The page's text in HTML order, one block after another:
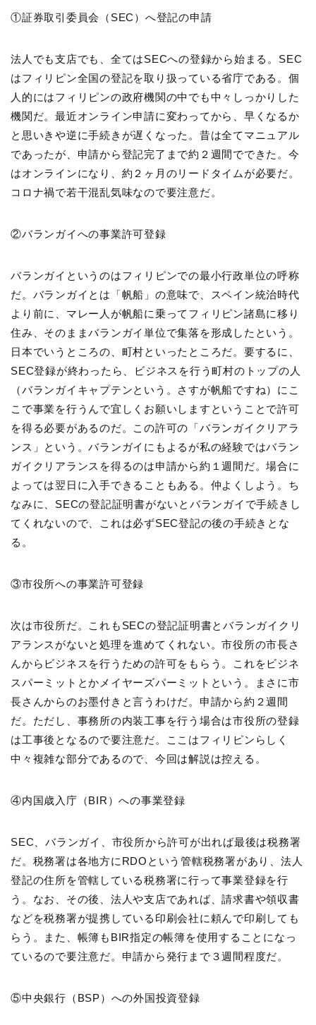
①証券取引委員会（SEC）へ登記の申請
法人でも支店でも、全てはSECへの登録から始まる。SEC
はフィリピン全国の登記を取り扱っている省庁である。個
人的にはフィリピンの政府機関の中でも中々しっかりした
機関だ。最近オンライン申請に変わってから、早くなるか
と思いきや逆に手続きが遅くなった。昔は全てマニュアル
であったが、申請から登記完了まで約２週間でできた。今
はオンラインになり、約２ヶ月のリードタイムが必要だ。
コロナ禍で若干混乱気味なので要注意だ。
②バランガイへの事業許可登録
バランガイというのはフィリピンでの最小行政単位の呼称
だ。バランガイとは「帆船」の意味で、スペイン統治時代
より前に、マレー人が帆船に乗ってフィリピン諸島に移り
住み、そのままバランガイ単位で集落を形成したという。
日本でいうところの、町村といったところだ。要するに、
SEC登録が終わったら、ビジネスを行う町村のトップの人
（バランガイキャプテンという。さすが帆船ですね）にこ
こで事業を行うんで宜しくお願いしますということで許可
を得る必要があるのだ。この許可の「バランガイクリアラ
ンス」という。バランガイにもよるが私の経験ではバラン
ガイクリアランスを得るのは申請から約１週間だ。場合に
よっては翌日に入手できることもある。仲よくしよう。ち
なみに、SECの登記証明書がないとバランガイで手続きし
てくれないので、これは必ずSEC登記の後の手続きとな
る。
③市役所への事業許可登録
次は市役所だ。これもSECの登記証明書とバランガイクリ
アランスがないと処理を進めてくれない。市役所の市長さ
んからビジネスを行うための許可をもらう。これをビジネ
スパーミットとかメイヤーズパーミットという。まさに市
長さんからのお墨付きと言うわけだ。申請から約２週間
だ。ただし、事務所の内装工事を行う場合は市役所の登録
は工事後となるので要注意だ。ここはフィリピンらしく
中々複雑な部分であるので、今回は解説は控える。
④内国歳入庁（BIR）への事業登録
SEC、バランガイ、市役所から許可が出れば最後は税務署
だ。税務署は各地方にRDOという管轄税務署があり、法人
登記の住所を管轄している税務署に行って事業登録を行
う。なお、その後、法人や支店であれば、請求書や領収書
などを税務署が提携している印刷会社に頼んで印刷しても
らう。また、帳簿もBIR指定の帳簿を使用することになっ
ているので要注意だ。申請から発行まで３週間程度だ。
⑤中央銀行（BSP）への外国投資登録